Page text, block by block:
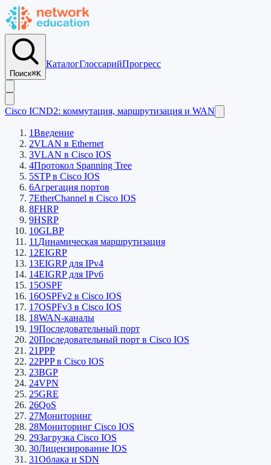
Поиск⌘K
КаталогГлоссарийПрогресс
Cisco ICND2: коммутация, маршрутизация и WAN
1Введение
2VLAN в Ethernet
3VLAN в Cisco IOS
4Протокол Spanning Tree
5STP в Cisco IOS
6Агрегация портов
7EtherСhannel в Cisco IOS
8FHRP
9HSRP
10GLBP
11 Динамическая маршрутизация
12EIGRP
13EIGRP для IPv4
14EIGRP для IPv6
15OSPF
16OSPFv2 в Cisco IOS
17OSPFv3 в Cisco IOS
18WAN-каналы
19Последовательный порт
20Последовательный порт в Cisco IOS
21PPP
22PPP в Cisco IOS
23BGP
24VPN
25GRE
26QoS
27Мониторинг
28Мониторинг Cisco IOS
29Загрузка Cisco IOS
30Лицензирование IOS
31Облака и SDN